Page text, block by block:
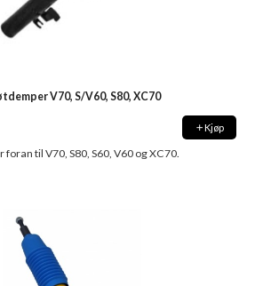
V70, S/V60, S80, XC70
Kjøp
til V70, S80, S60, V60 og XC70.